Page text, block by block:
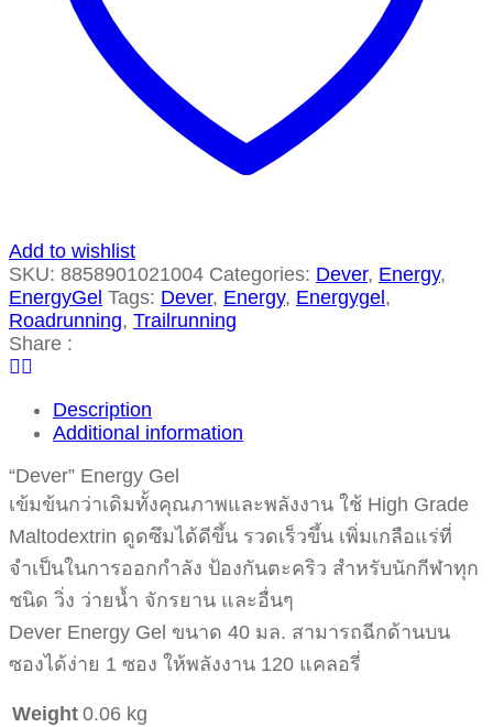
Add to wishlist
SKU: 8858901021004 Categories: Dever, Energy,
EnergyGel Tags: Dever, Energy, Energygel ,
Roadrunning, Trailrunning
Share :
Description
Additional information
“Dever” Energy Gel
เข้มข้นกว่าเดิมทั้งคุณภาพและพลังงาน ใช้ High Grade
Maltodextrin ดูดซึมได้ดีขึ้น รวดเร็วขึ้น เพิ่มเกลือแร่ที่
จำเป็นในการออกกำลัง ป้องกันตะคริว สำหรับนักกีฬาทุก
ชนิด วิ่ง ว่ายน้ำ จักรยาน และอื่นๆ
Dever Energy Gel ขนาด 40 มล. สามารถฉีกด้านบน
ซองได้ง่าย 1 ซอง ให้พลังงาน 120 แคลอรี่
Weight 0.06 kg